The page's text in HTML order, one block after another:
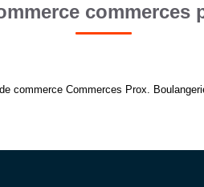
commerces
commerce Commerces Prox.